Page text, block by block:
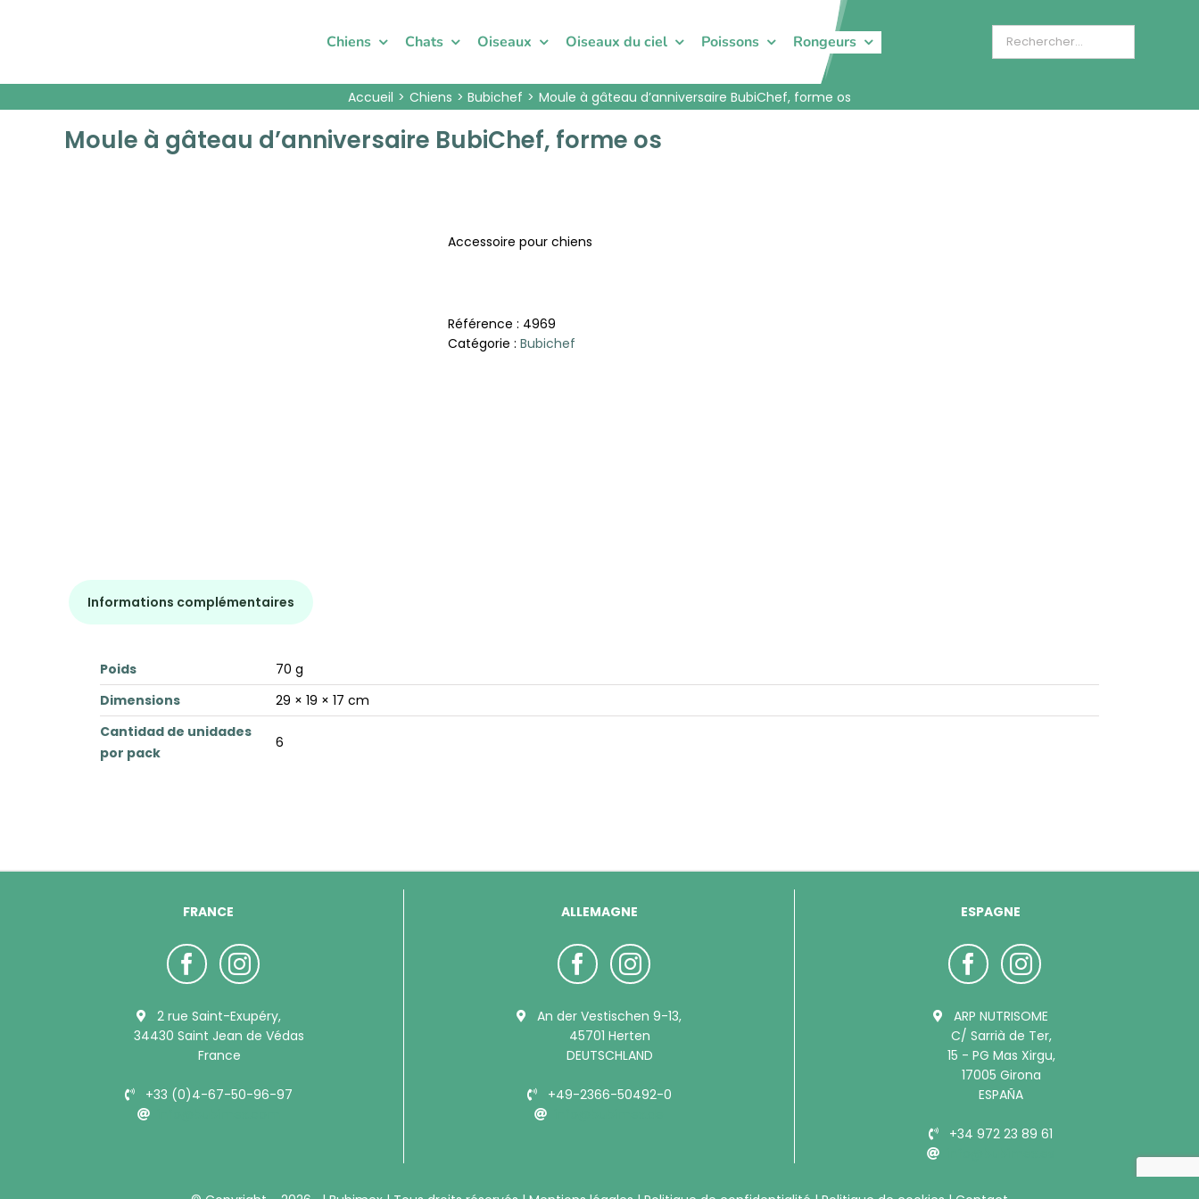
Chiens Chats Oiseaux Oiseaux du ciel Poissons Rongeurs
Accueil Chiens Bubichef Moule à gâteau d’anniversaire BubiChef, forme os
Moule à gâteau d’anniversaire BubiChef, forme os
Accessoire pour chiens
Référence : 4969
Catégorie : Bubichef
Informations complémentaires
Poids
70 g
Dimensions
29 × 19 × 17 cm
Cantidad de unidades
por pack
6
FRANCE
2 rue Saint-Exupéry,
34430 Saint Jean de Védas
France
+33 (0)4-67-50-96-97
ALLEMAGNE
An der Vestischen 9-13,
45701 Herten
DEUTSCHLAND
+49-2366-50492-0
ESPAGNE
ARP NUTRISOME
C/ Sarrià de Ter,
15 - PG Mas Xirgu,
17005 Girona
ESPAÑA
+34 972 23 89 61